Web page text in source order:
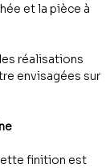
et la pièce à
réalisations
envisagées sur
finition est